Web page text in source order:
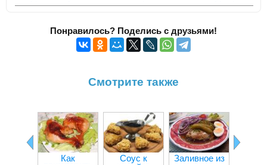
Понравилось? Поделись с друзьями!
Смотрите также
Как
Соус к
Заливное из